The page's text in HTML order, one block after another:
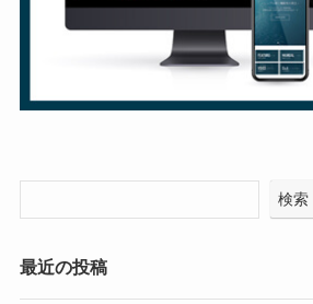
検索
最近の投稿